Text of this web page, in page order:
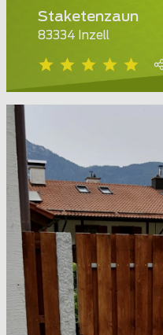
Staketenzaun
83334 Inzell